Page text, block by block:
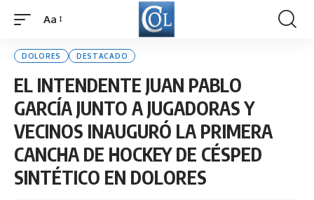
Font
Aa
DOLORES DESTACADO
EL INTENDENTE JUAN PABLO
GARCÍA JUNTO A JUGADORAS Y
VECINOS INAUGURÓ LA PRIMERA
CANCHA DE HOCKEY DE CÉSPED
SINTÉTICO EN DOLORES